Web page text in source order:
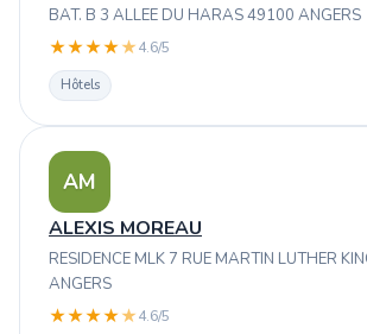
BAT. B 3 ALLEE DU HARAS 49100 ANGERS
★★★★★4.6/5
Hôtels
AM
ALEXIS MOREAU
RESIDENCE MLK 7 RUE MARTIN LUTHER
ANGERS
★★★★★4.6/5